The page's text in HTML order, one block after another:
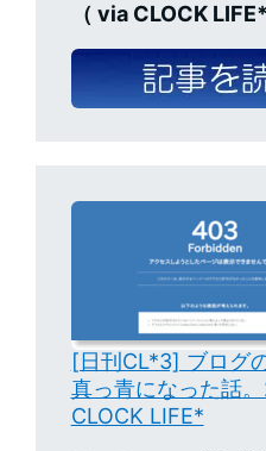
（ via CLOCK LIFE*
[日刊CL*3] ブログ
真っ青になった話。
CLOCK LIFE*